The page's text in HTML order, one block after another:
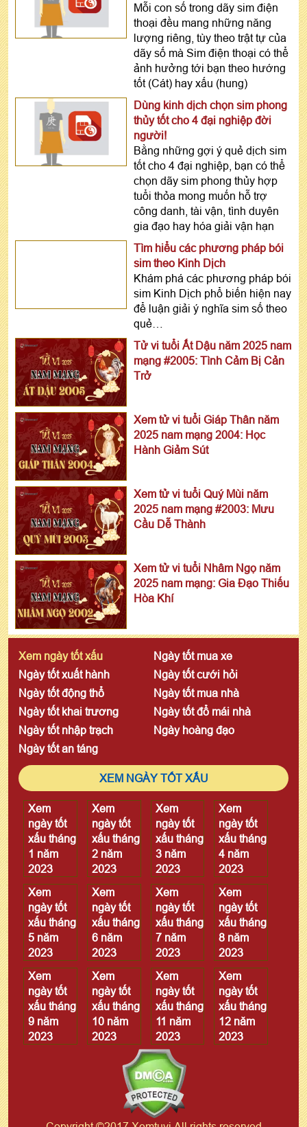
Mỗi con số trong dãy sim điện
thoại đều mang những năng
lượng riêng, tùy theo trật tự của
dãy số mà Sim điện thoại có thể
ảnh hưởng tới bạn theo hướng
tốt (Cát) hay xấu (hung)
Dùng kinh dịch chọn sim phong
thủy tốt cho 4 đại nghiệp đời
người!
Bằng những gợi ý quẻ dịch sim
tốt cho 4 đại nghiệp, bạn có thể
chọn dãy sim phong thủy hợp
tuổi thỏa mong muốn hỗ trợ
công danh, tài vận, tình duyên
gia đạo hay hóa giải vận hạn
Tìm hiểu các phương pháp bói
sim theo Kinh Dịch
Khám phá các phương pháp bói
sim Kinh Dịch phổ biến hiện nay
để luận giải ý nghĩa sim số theo
quẻ…
Tử vi tuổi Ất Dậu năm 2025 nam
mạng #2005: Tình Cảm Bị Cản
Trở
Xem tử vi tuổi Giáp Thân năm
2025 nam mạng 2004: Học
Hành Giảm Sút
Xem tử vi tuổi Quý Mùi năm
2025 nam mạng #2003: Mưu
Cầu Dễ Thành
Xem tử vi tuổi Nhâm Ngọ năm
2025 nam mạng: Gia Đạo Thiếu
Hòa Khí
Xem ngày tốt xấu
Ngày tốt mua xe
Ngày tốt xuất hành
Ngày tốt cưới hỏi
Ngày tốt động thổ
Ngày tốt mua nhà
Ngày tốt khai trương
Ngày tốt đổ mái nhà
Ngày tốt nhập trạch
Ngày hoàng đạo
Ngày tốt an táng
XEM NGÀY TỐT XẤU
Xem
ngày tốt
xấu tháng
1 năm
2023
Xem
ngày tốt
xấu tháng
2 năm
2023
Xem
ngày tốt
xấu tháng
3 năm
2023
Xem
ngày tốt
xấu tháng
4 năm
2023
Xem
ngày tốt
xấu tháng
5 năm
2023
Xem
ngày tốt
xấu tháng
6 năm
2023
Xem
ngày tốt
xấu tháng
7 năm
2023
Xem
ngày tốt
xấu tháng
8 năm
2023
Xem
ngày tốt
xấu tháng
9 năm
2023
Xem
ngày tốt
xấu tháng
10 năm
2023
Xem
ngày tốt
xấu tháng
11 năm
2023
Xem
ngày tốt
xấu tháng
12 năm
2023